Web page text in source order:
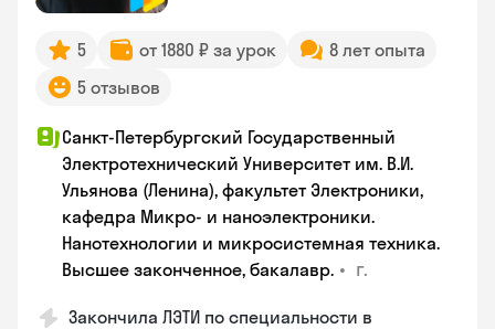
5 от 1880 ₽ за урок
8 лет опыта
5 отзывов
Санкт-Петербургский Государственный
Электротехнический Университет им. В.И.
Ульянова (Ленина), факультет Электроники,
кафедра Микро- и наноэлектроники.
Нанотехнологии и микросистемная техника.
Высшее законченное, бакалавр. • г.
Закончила ЛЭТИ по специальности в